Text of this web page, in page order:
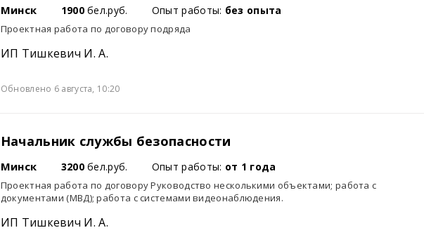
Минск 1900бел.руб. Опыт работы: без опыта
Проектная работа по договору подряда
ИП Тишкевич И. А.
Обновлено 6 августа, 10:20
Начальник службы безопасности
Минск 3200бел.руб. Опыт работы: от 1 года
Проектная работа по договору Руководство несколькими объектами; работа с
документами (МВД); работа с системами видеонаблюдения.
ИП Тишкевич И. А.